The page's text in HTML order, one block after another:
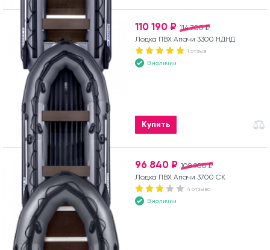
114 700 ₽
110 190 ₽
Лодка ПВХ Апачи 3300 НДНД
1 отзыв
В наличии
Купить
108 900 ₽
96 840 ₽
Лодка ПВХ Апачи 3700 СК
4 отзыва
В наличии